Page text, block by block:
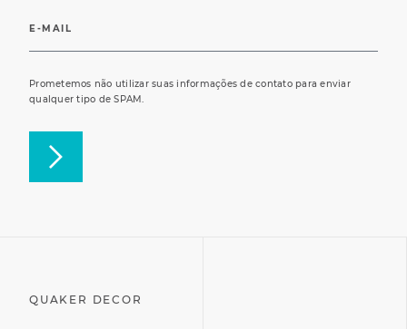
Prometemos não utilizar suas informações de contato para enviar
qualquer tipo de SPAM.
QUAKER DECOR